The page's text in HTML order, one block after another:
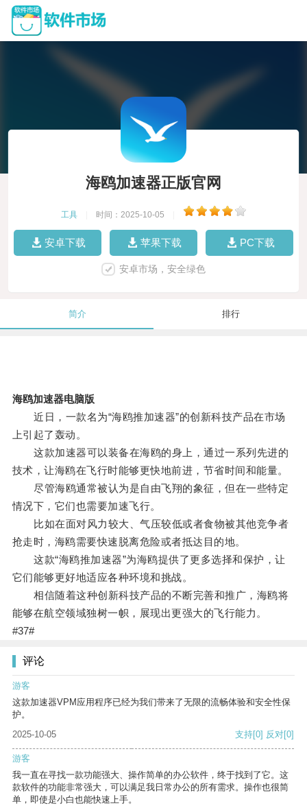
海鸥加速器正版官网
工具 时间：2025-10-05
安卓下载 苹果下载 PC下载
安卓市场，安全绿色
简介 排行
海鸥加速器电脑版
近日，一款名为“海鸥推加速器”的创新科技产品在市场
上引起了轰动。
这款加速器可以装备在海鸥的身上，通过一系列先进的
技术，让海鸥在飞行时能够更快地前进，节省时间和能量。
尽管海鸥通常被认为是自由飞翔的象征，但在一些特定
情况下，它们也需要加速飞行。
比如在面对风力较大、气压较低或者食物被其他竞争者
抢走时，海鸥需要快速脱离危险或者抵达目的地。
这款“海鸥推加速器”为海鸥提供了更多选择和保护，让
它们能够更好地适应各种环境和挑战。
相信随着这种创新科技产品的不断完善和推广，海鸥将
能够在航空领域独树一帜，展现出更强大的飞行能力。
#37#
评论
游客
这款加速器VPM应用程序已经为我们带来了无限的流畅体验和安全性保
护。
2025-10-05
支持[0] 反对[0]
游客
我一直在寻找一款功能强大、操作简单的办公软件，终于找到了它。这
款软件的功能非常强大，可以满足我日常办公的所有需求。操作也很简
单，即使是小白也能快速上手。